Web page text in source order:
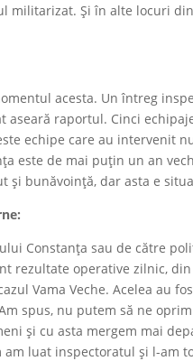
militarizat. Și în alte locuri
acesta. Un întreg
aseară raportul. Cinci
echipe care au intervenit
este de mai puțin un an
și bunăvoință, dar asta e
:
Constanța sau de către
rezultate operative zilnic,
Vama Veche. Acelea au
spus, nu putem să ne
și cu asta mergem mai
luat inspectoratul şi l-am